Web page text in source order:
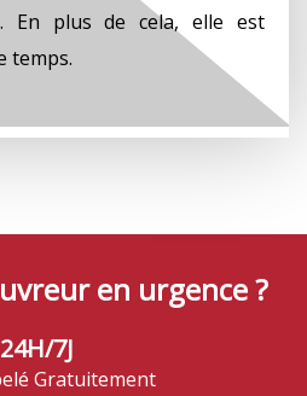
En plus de cela, elle est
temps.
en urgence ?
24H/7J
Gratuitement